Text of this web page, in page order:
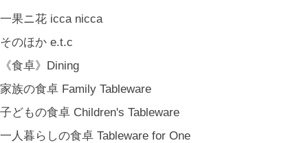
一果ニ花 icca nicca
そのほか e.t.c
《食卓》Dining
家族の食卓 Family Tableware
子どもの食卓 Children's Tableware
一人暮らしの食卓 Tableware for One
MONSTER
《オリジナル》Original
《古道具》Vintage & Antiques
ハナレきりゅう Hanare Kiryuh